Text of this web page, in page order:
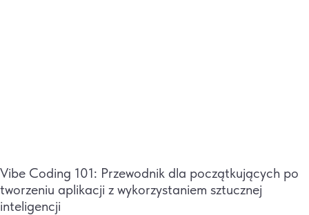
Vibe Coding 101: Przewodnik dla początkujących po
tworzeniu aplikacji z wykorzystaniem sztucznej
inteligencji